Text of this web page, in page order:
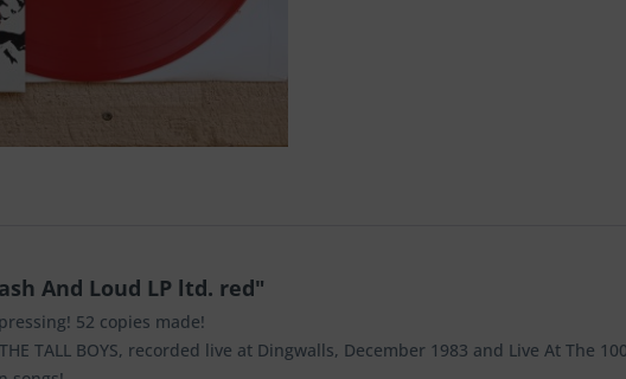
And Loud LP ltd. red"
52 copies made!
TALL BOYS, recorded live at Dingwalls, December 1983 and Live At The